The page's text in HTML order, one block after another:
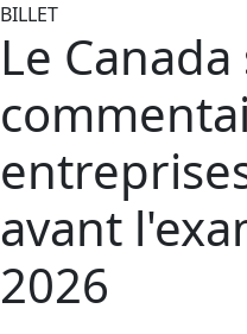
BILLET
Le
avant
2026